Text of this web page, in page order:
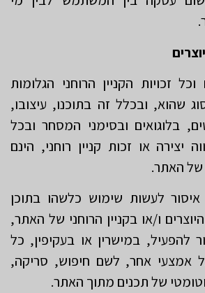
וכל זכויות הקניין הרוחני הגלומות
שהוא, ובכלל זה בתוכנו, עיצובו,
בלוגואים ובסימני המסחר ובכל
יצירה או זכות קניין רוחני, הינם
של האתר.
לעשות שימוש כלשהו בתוכן
ו/או בקניין הרוחני של האתר,
להפעיל, במישרין או בעקיפין, כל
אמצעי אחר, לשם חיפוש, סריקה,
של תכנים מתוך האתר.